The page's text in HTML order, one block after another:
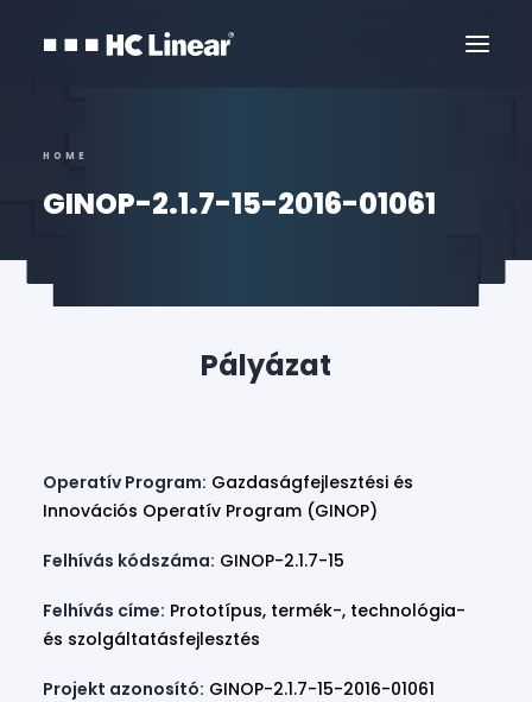
Kapcsolat
HOME
GINOP-2.1.7-15-2016-01061
Pályázat
Operatív Program: Gazdaságfejlesztési és
Innovációs Operatív Program (GINOP)
Felhívás kódszáma: GINOP-2.1.7-15
Felhívás címe: Prototípus, termék-, technológia-
és szolgáltatásfejlesztés
Projekt azonosító: GINOP-2.1.7-15-2016-01061